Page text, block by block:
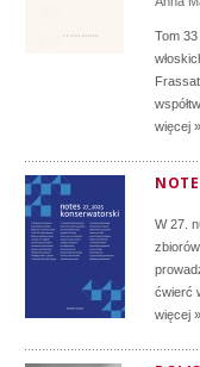
Tom
więcej »
W 27.
ćwierć
więcej »